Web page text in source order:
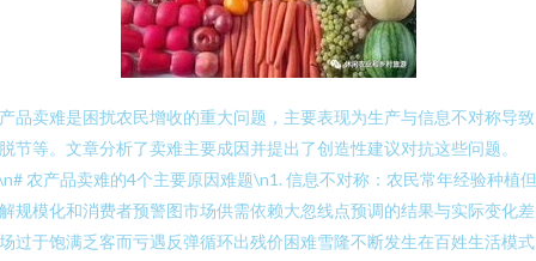
品卖难是困扰农民增收的重大问题，主要表现为生产与信息不对称导
节等。文章分析了卖难主要成因并提出了创造性建议对抗这些问题。
农产品卖难的4个主要原因难题\n1. 信息不对称：农民常年经验种植
规模化和消费者预警图市场供需依赖大忽线点预调的结果与实际变化
过于饱满乏客而亏遇反弹循环出残价困难雪隆不断发生在百姓生活模